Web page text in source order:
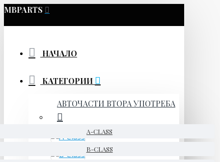
MBPARTS
НАЧАЛО
КАТЕГОРИИ
АВТОЧАСТИ ВТОРА УПОТРЕБА
A-CLASS
B-CLASS